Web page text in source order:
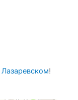
Лазаревском!